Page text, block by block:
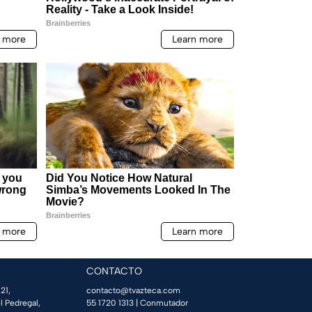
Pedregal,
CONTACTO
contacto@tvazteca.com
55 1720 1313 | Conmutador